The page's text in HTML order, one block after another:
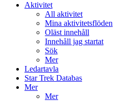
Aktivitet
All aktivitet
Mina aktivitetsflöden
Oläst innehåll
Innehåll jag startat
Sök
Mer
Ledartavla
Star Trek Databas
Mer
Mer